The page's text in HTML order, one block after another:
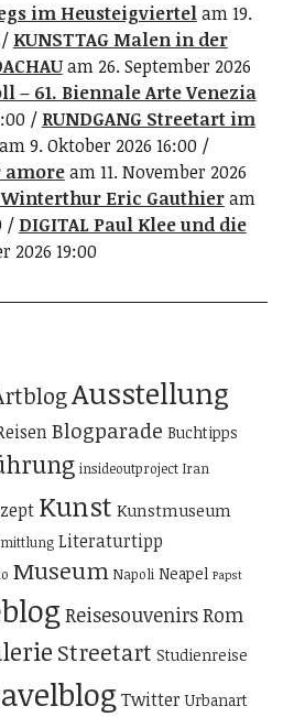
im Heusteigviertelam 19.
KUNSTTAG Malen in der
am 26. September 2026
– 61. Biennale Arte Venezia
RUNDGANG Streetart im
9. Oktober 2026 16:00
amoream 11. November 2026
Winterthur Eric Gauthieram
DIGITAL Paul Klee und die
2026 19:00
Ausstellung
Blogparade Buchtipps
insideoutproject Iran
Kunst Kunstmuseum
Literaturtipp
Museum Napoli Neapel Papst
ReisesouvenirsRom
Streetart Studienreise
Twitter Urbanart